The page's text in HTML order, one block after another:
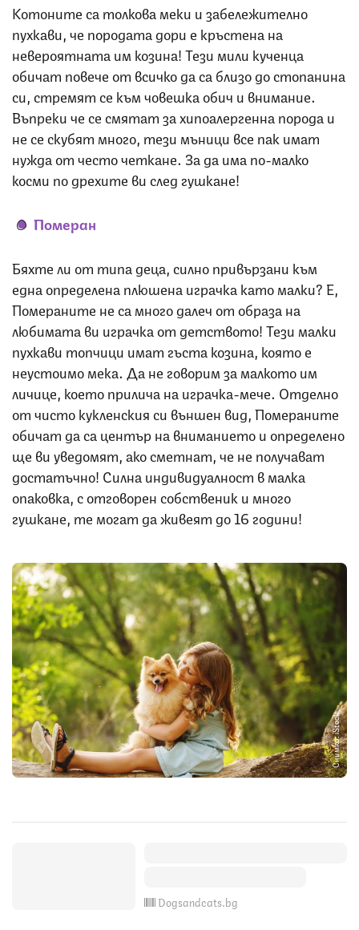
Котоните са толкова меки и забележително
пухкави, че породата дори е кръстена на
невероятната им козина! Тези мили кученца
обичат повече от всичко да са близо до стопанина
си, стремят се към човешка обич и внимание.
Въпреки че се смятат за хипоалергенна порода и
не се скубят много, тези мъници все пак имат
нужда от често четкане. За да има по-малко
косми по дрехите ви след гушкане!
Померан
Бяхте ли от типа деца, силно привързани към
една определена плюшена играчка като малки? Е,
Помераните не са много далеч от образа на
любимата ви играчка от детството! Тези малки
пухкави топчици имат гъста козина, която е
неустоимо мека. Да не говорим за малкото им
личице, което прилича на играчка-мече. Отделно
от чисто кукленския си външен вид, Помераните
обичат да са център на вниманието и определено
ще ви уведомят, ако сметнат, че не получават
достатъчно! Силна индивидуалност в малка
опаковка, с отговорен собственик и много
гушкане, те могат да живеят до 16 години!
Снимка: iStock
Dogsandcats.bg